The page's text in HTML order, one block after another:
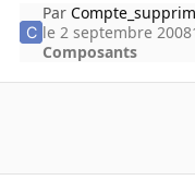
Par
le 2 septembre 2008
Composants